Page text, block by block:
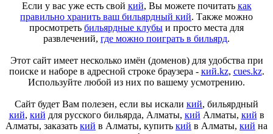
Если у вас уже есть свой кий, Вы можете почитать как
правильно хранить ваш бильярдный кий. Также можно
просмотреть бильярдные клубы и просто места для
развлечений, где можно поиграть в бильярд.
Этот сайт имеет несколько имён (доменов) для удобства при
поиске и наборе в адресной строке браузера - кий.kz, cues.kz.
Используйте любой из них по вашему усмотрению.
Сайт будет Вам полезен, если вы искали кий, бильярдный
кий, кий для русского бильярда, Алматы, кий Алматы, кий в
Алматы, заказать кий в Алматы, купить кий в Алматы, кий на